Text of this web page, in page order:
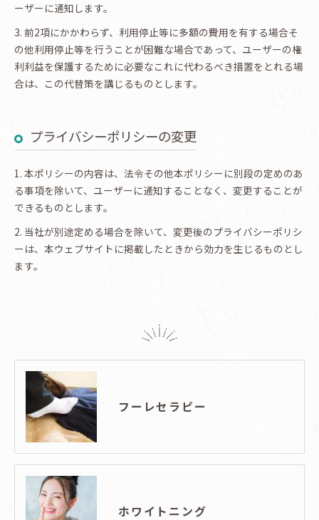
ーザーに通知します。
3. 前2項にかかわらず、利用停止等に多額の費用を有する場合そ
の他利用停止等を行うことが困難な場合であって、ユーザーの権
利利益を保護するために必要なこれに代わるべき措置をとれる場
合は、この代替策を講じるものとします。
プライバシーポリシーの変更
1. 本ポリシーの内容は、法令その他本ポリシーに別段の定めのあ
る事項を除いて、ユーザーに通知することなく、変更することが
できるものとします。
2. 当社が別途定める場合を除いて、変更後のプライバシーポリシ
ーは、本ウェブサイトに掲載したときから効力を生じるものとし
ます。
フーレセラピー
ホワイトニング